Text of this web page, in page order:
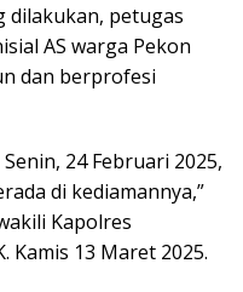
dilakukan, petugas
AS warga Pekon
dan berprofesi
24 Februari 2025,
di kediamannya,”
Kapolres
Kamis 13 Maret 2025.